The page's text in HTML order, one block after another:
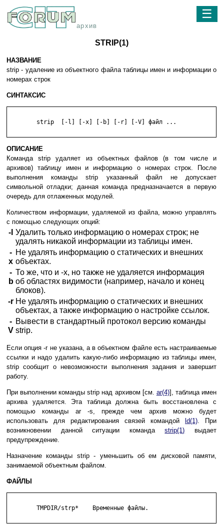
архив
☰
STRIP(1)
НАЗВАНИЕ
strip - удаление из объектного файла таблицы имен и информации о
номерах строк
СИНТАКСИС
ОПИСАНИЕ
Команда strip удаляет из объектных файлов (в том числе и
архивов) таблицу имен и информацию о номерах строк. После
выполнения команды strip указанный файл не допускает
символьной отладки; данная команда предназначается в первую
очередь для отлаженных модулей.
Количеством информации, удаляемой из файла, можно управлять
с помощью следующих опций:
-l Удалить только информацию о номерах строк; не
удалять никакой информации из таблицы имен.
-
x
Не удалять информацию о статических и внешних
объектах.
-
b
То же, что и -x, но также не удаляется информация
об областях видимости (например, начало и конец
блоков).
-r Не удалять информацию о статических и внешних
объектах, а также информацию о настройке ссылок.
-
V
Вывести в стандартный протокол версию команды
strip.
Если опция -r не указана, а в объектном файле есть настраиваемые
ссылки и надо удалить какую-либо информацию из таблицы имен,
strip сообщит о невозможности выполнения задания и завершит
работу.
При выполнении команды strip над архивом [см. ar(4)], таблица имен
архива удаляется. Эта таблица должна быть восстановлена с
помощью команды ar -s, прежде чем архив можно будет
использовать для редактирования связей командой
ld(1). При
возникновении данной ситуации командаstrip(1) выдает
предупреждение.
Назначение команды strip - уменьшить об ем дисковой памяти,
занимаемой объектным файлом.
ФАЙЛЫ